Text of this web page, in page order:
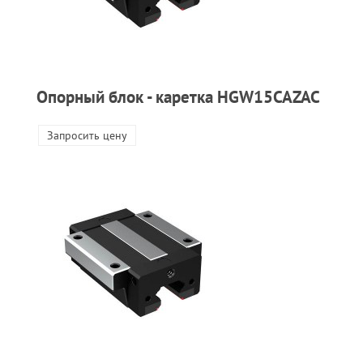
Опорный блок - каретка HGW15CAZAC
Запросить цену